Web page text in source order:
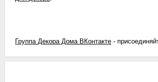
Группа Декора Дома ВКонтакте -